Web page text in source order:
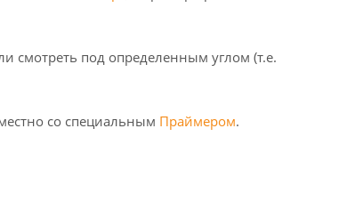
смотреть под определенным углом (т.е.
со специальным Праймером.